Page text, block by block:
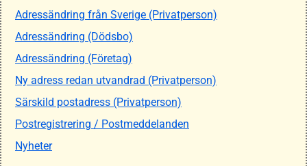
Adressändring från Sverige (Privatperson)
Adressändring (Dödsbo)
Adressändring (Företag)
Ny adress redan utvandrad (Privatperson)
Särskild postadress (Privatperson)
Postregistrering / Postmeddelanden
Nyheter